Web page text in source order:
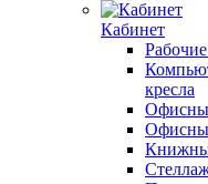
Кабинет
кресла